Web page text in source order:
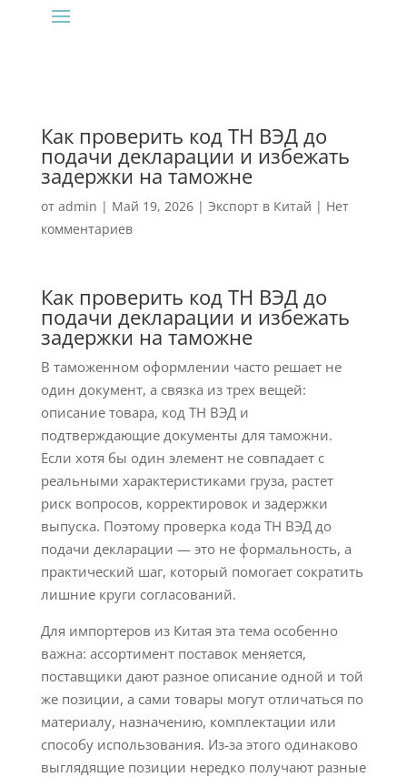
Как проверить код ТН ВЭД до
подачи декларации и избежать
задержки на таможне
от admin | Май 19, 2026| Экспорт в Китай | Нет
комментариев
Как проверить код ТН ВЭД до
подачи декларации и избежать
задержки на таможне
В таможенном оформлении часто решает не
один документ, а связка из трех вещей:
описание товара, код ТН ВЭД и
подтверждающие документы для таможни.
Если хотя бы один элемент не совпадает с
реальными характеристиками груза, растет
риск вопросов, корректировок и задержки
выпуска. Поэтому проверка кода ТН ВЭД до
подачи декларации — это не формальность, а
практический шаг, который помогает сократить
лишние круги согласований.
Для импортеров из Китая эта тема особенно
важна: ассортимент поставок меняется,
поставщики дают разное описание одной и той
же позиции, а сами товары могут отличаться по
материалу, назначению, комплектации или
способу использования. Из-за этого одинаково
выглядящие позиции нередко получают разные